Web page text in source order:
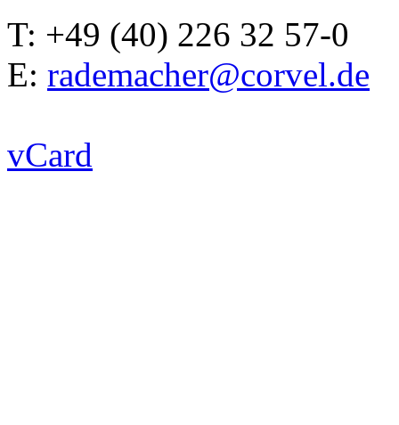
T: +49 (40) 226 32 57-0
E: rademacher@corvel.de
vCard